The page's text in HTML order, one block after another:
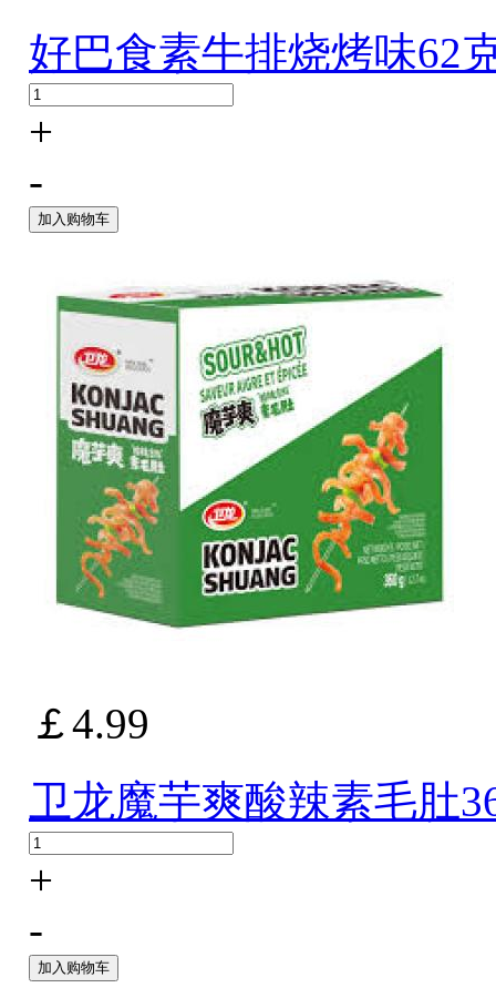
好巴食素牛排烧烤味62
+
-
加入购物车
￡4.99
卫龙魔芋爽酸辣素毛肚
+
-
加入购物车